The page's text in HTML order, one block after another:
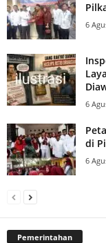
6
6
di
6
Pemerintahan